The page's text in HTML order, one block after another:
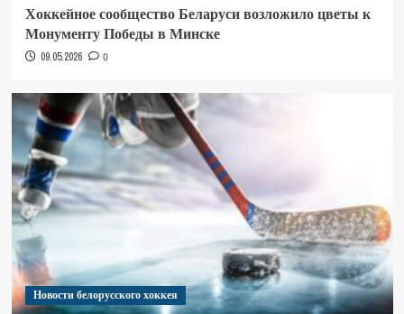
Хоккейное сообщество Беларуси возложило цветы к
Монументу Победы в Минске
09.05.2026 0
Новости белорусского хоккея